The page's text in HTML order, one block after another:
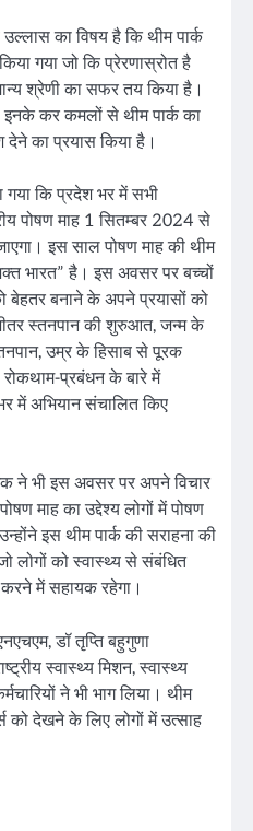
उल्लास का विषय है कि थीम पार्क
गया जो कि प्रेरणास्रोत है
श्रेणी का सफर तय किया है।
इनके कर कमलों से थीम पार्क का
का प्रयास किया है।
गया कि प्रदेश भर में सभी
पोषण माह 1 सितम्बर 2024 से
इस साल पोषण माह की थीम
भारत” है। इस अवसर पर बच्चों
बेहतर बनाने के अपने प्रयासों को
स्तनपान की शुरुआत, जन्म के
उम्र के हिसाब से पूरक
प्रबंधन के बारे में
में अभियान संचालित किए
ने भी इस अवसर पर अपने विचार
माह का उद्देश्य लोगों में पोषण
इस थीम पार्क की सराहना की
लोगों को स्वास्थ्य से संबंधित
करने में सहायक रहेगा।
डॉ तृप्ति बहुगुणा
स्वास्थ्य मिशन, स्वास्थ्य
ने भी भाग लिया। थीम
को देखने के लिए लोगों में उत्साह